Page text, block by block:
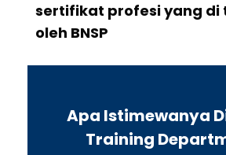
sertifikat profesi yang di
oleh BNSP
Apa Istimewanya
Training